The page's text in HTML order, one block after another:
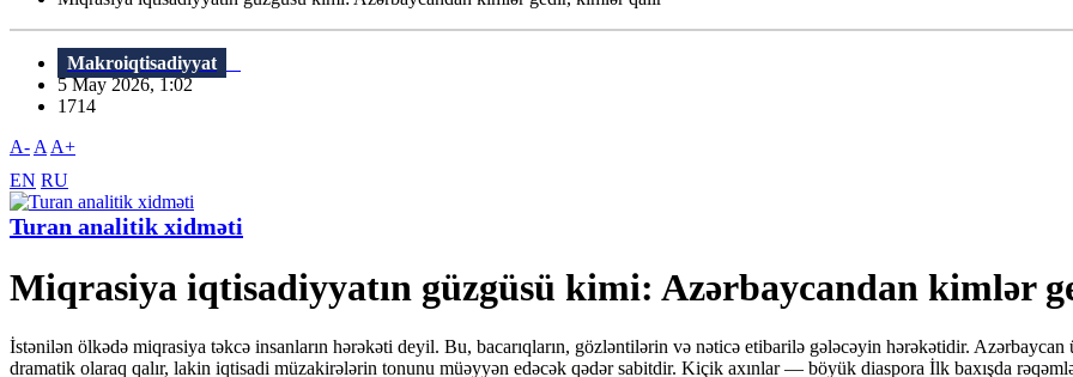
Makroiqtisadiyyat
5 May 2026, 1:02
1714
A- A A+
EN RU
Turan analitik xidməti
Miqrasiya iqtisadiyyatın güzgüsü kimi: Azərbaycandan kimlər
İstənilən ölkədə miqrasiya təkcə insanların hərəkəti deyil. Bu, bacarıqların, gözləntilərin və nəticə etibarilə gələcəyin hərəkətidir.
dramatik olaraq qalır, lakin iqtisadi müzakirələrin tonunu müəyyən edəcək qədər sabitdir. Kiçik axınlar — böyük diaspora İlk baxışda